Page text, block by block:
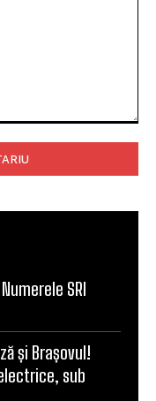
SRI
și Brașovul!
sub